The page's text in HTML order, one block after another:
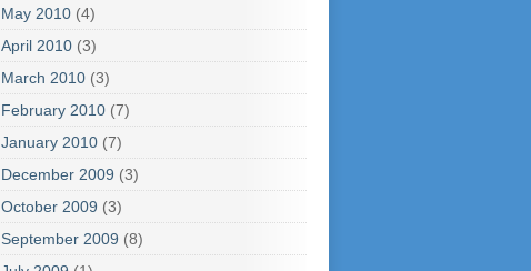
May 2010 (4)
April 2010 (3)
March 2010 (3)
February 2010 (7)
January 2010 (7)
December 2009 (3)
October 2009 (3)
September 2009 (8)